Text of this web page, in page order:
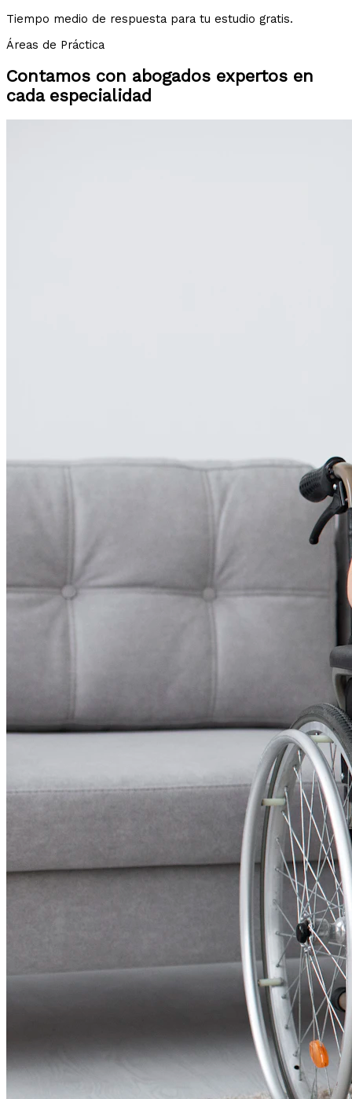
Tiempo medio de respuesta para tu estudio gratis.
Áreas de Práctica
Contamos con abogados expertos en
cada especialidad